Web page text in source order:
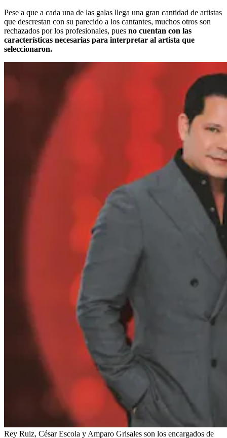
Pese a que a cada una de las galas llega una gran cantidad de artistas
que descrestan con su parecido a los cantantes, muchos otros son
rechazados por los profesionales, pues no cuentan con las
características necesarias para interpretar al artista que
seleccionaron.
Rey Ruiz, César Escola y Amparo Grisales son los encargados de